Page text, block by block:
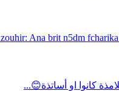
zouhir: Ana brit n5dm
كانوا او أساتذة😊...